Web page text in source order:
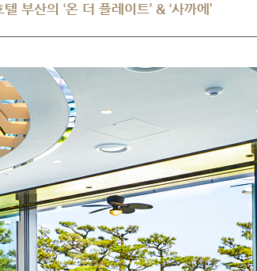
부산의 ‘온 더 플레이트’ & ‘사까에’